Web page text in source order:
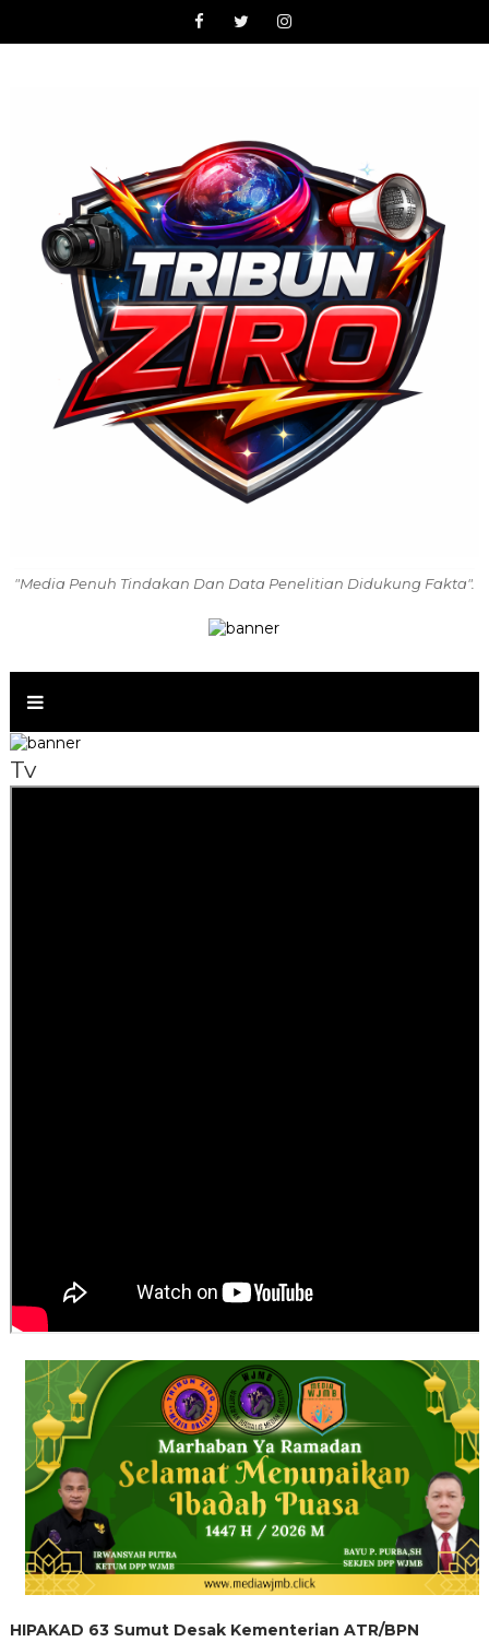
"Media Penuh Tindakan Dan Data Penelitian Didukung Fakta".
Tv
HIPAKAD 63 Sumut Desak Kementerian ATR/BPN